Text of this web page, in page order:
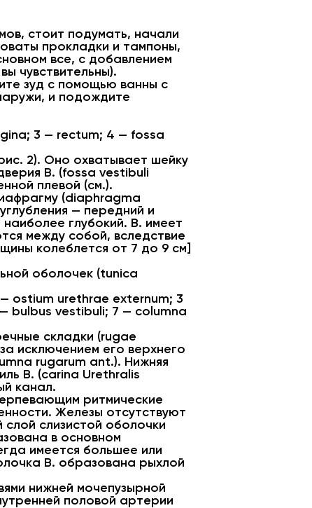
стоит подумать, начали
прокладки и тампоны,
все, с добавлением
чувствительны).
зуд с помощью ванны с
и подождите
3 — rectum; 4 — fossa
2). Оно охватывает шейку
В. (fossa vestibuli
плевой (см.).
(diaphragma
— передний и
глубокий. В. имеет
между собой, вследствие
колеблется от 7 до 9 см]
оболочек (tunica
ostium urethrae externum; 3
bulbus vestibuli; 7 — columna
складки (rugae
исключением его верхнего
rugarum ant.). Нижняя
В. (carina Urethralis
канал.
ритмические
Железы отсутствуют
слизистой оболочки
в основном
имеется большее или
В. образована рыхлой
нижней мочепузырной
половой артерии